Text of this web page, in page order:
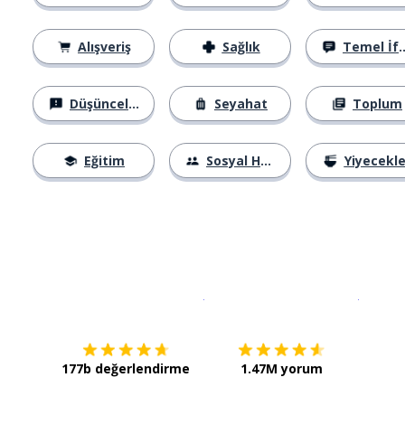
Alışveriş
Düşünceler
Eğitim
Sağlık
Seyahat
Sosyal Hayat
Temel İfadeler
Toplum
177b değerlendirme 1.47M yorum